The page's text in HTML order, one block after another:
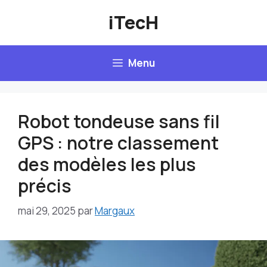
iTecH
Menu
Robot tondeuse sans fil
GPS : notre classement
des modèles les plus
précis
mai 29, 2025 parMargaux